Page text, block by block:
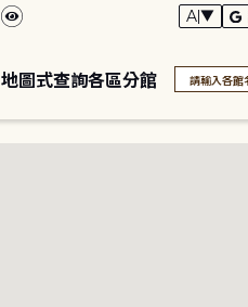
地圖式查詢各區分館